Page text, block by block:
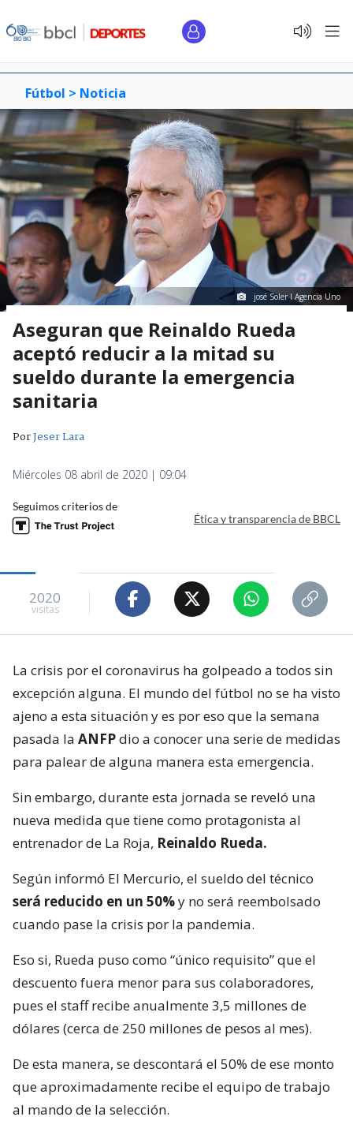
Fútbol > Noticia
josé Soler I Agencia Uno
Aseguran que Reinaldo Rueda
aceptó reducir a la mitad su
sueldo durante la emergencia
sanitaria
PorJeser Lara
Miércoles 08 abril de 2020 | 09:04
Seguimos criterios de
Ética y transparencia de BBCL
2020
visitas
La crisis por el coronavirus ha golpeado a todos sin
excepción alguna. El mundo del fútbol no se ha visto
ajeno a esta situación y es por eso que la semana
pasada la ANFPdio a conocer una serie de medidas
para palear de alguna manera esta emergencia.
Sin embargo, durante esta jornada se reveló una
nueva medida que tiene como protagonista al
entrenador de La Roja, Reinaldo Rueda.
Según informó El Mercurio, el sueldo del técnico
será reducido en un 50%y no será reembolsado
cuando pase la crisis por la pandemia.
Eso si, Rueda puso como “único requisito” que el
descuento fuera menor para sus colaboradores,
pues el staff recibe anualmente 3,5 millones de
dólares (cerca de 250 millones de pesos al mes).
De esta manera, se descontará el 50% de ese monto
que aproximadamente recibe el equipo de trabajo
al mando de la selección.